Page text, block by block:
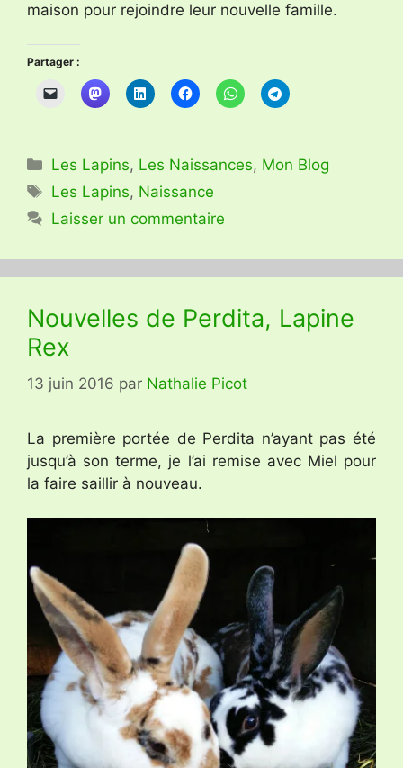
maison pour rejoindre leur nouvelle famille.
Partager :
Catégories
Les Lapins, Les Naissances, Mon Blog
Étiquettes
Les Lapins, Naissance
Laisser un commentaire
Nouvelles de Perdita, Lapine
Rex
13 juin 2016 par Nathalie Picot
La première portée de Perdita n’ayant pas été
jusqu’à son terme, je l’ai remise avec Miel pour
la faire saillir à nouveau.